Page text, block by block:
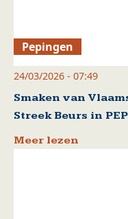
Pepingen
24/03/2026 - 07:49
Smaken van
Streek Beurs in
Meer lezen